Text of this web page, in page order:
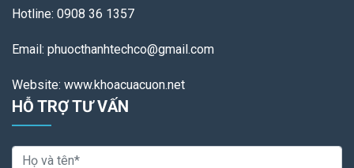
Hotline: 0908 36 1357
Email: phuocthanhtechco@gmail.com
Website: www.khoacuacuon.net
HỖ TRỢ TƯ VẤN